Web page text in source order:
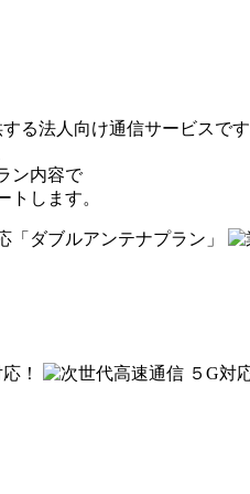
する法人向け通信サービスで
ン内容で
トします。